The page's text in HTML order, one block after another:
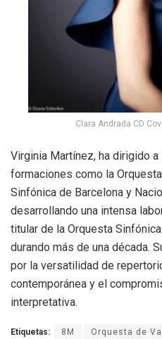
Clara Andrada CD
Virginia Martínez, ha dirigido
formaciones como la
Sinfónica de Barcelona y
desarrollando una intensa
titular de la Orquesta
durando más de una década.
por la versatilidad de
contemporánea y el
interpretativa.
Etiquetas: 8M Orquesta de